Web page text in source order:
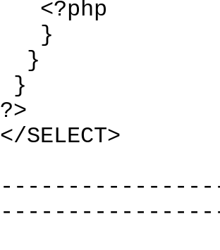
<?php
}
}
}
?>
</SELECT>